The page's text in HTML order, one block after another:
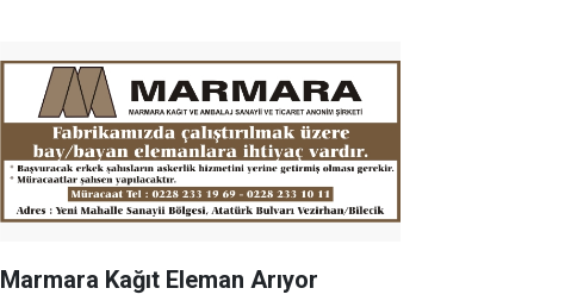
Marmara Kağıt Eleman Arıyor